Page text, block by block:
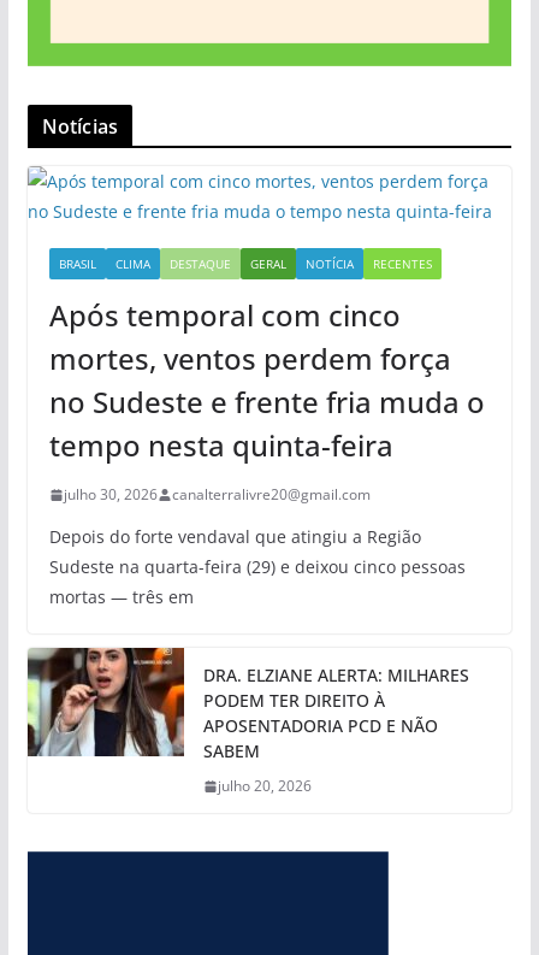
Notícias
BRASIL CLIMA DESTAQUE GERAL NOTÍCIA RECENTES
Após temporal com cinco
mortes, ventos perdem força
no Sudeste e frente fria muda o
tempo nesta quinta-feira
julho 30, 2026 canalterralivre20@gmail.com
Depois do forte vendaval que atingiu a Região
Sudeste na quarta-feira (29) e deixou cinco pessoas
mortas — três em
DRA. ELZIANE ALERTA: MILHARES
PODEM TER DIREITO À
APOSENTADORIA PCD E NÃO
SABEM
julho 20, 2026